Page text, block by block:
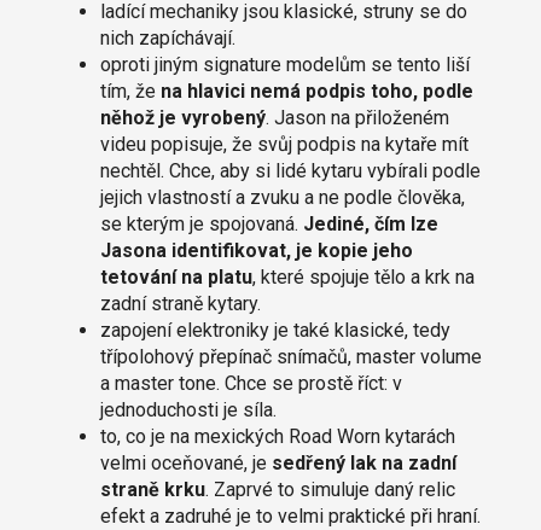
ladící mechaniky jsou klasické, struny se do
nich zapíchávají.
oproti jiným signature modelům se tento liší
tím, že na hlavici nemá podpis toho, podle
něhož je vyrobený. Jason na přiloženém
videu popisuje, že svůj podpis na kytaře mít
nechtěl. Chce, aby si lidé kytaru vybírali podle
jejich vlastností a zvuku a ne podle člověka,
se kterým je spojovaná. Jediné, čím lze
Jasona identifikovat, je kopie jeho
tetování na platu, které spojuje tělo a krk na
zadní straně kytary.
zapojení elektroniky je také klasické, tedy
třípolohový přepínač snímačů, master volume
a master tone. Chce se prostě říct: v
jednoduchosti je síla.
to, co je na mexických Road Worn kytarách
velmi oceňované, je sedřený lak na zadní
straně krku. Zaprvé to simuluje daný relic
efekt a zadruhé je to velmi praktické při hraní.